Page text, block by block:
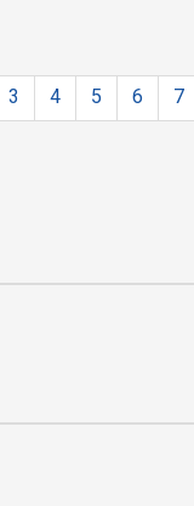
3 4 5 6 7